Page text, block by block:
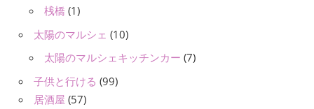
桟橋 (1)
太陽のマルシェ (10)
太陽のマルシェキッチンカー (7)
子供と行ける (99)
居酒屋 (57)